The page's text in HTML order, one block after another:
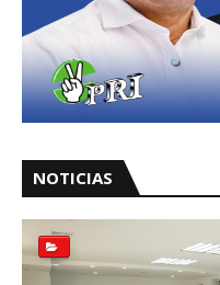
NOTICIAS